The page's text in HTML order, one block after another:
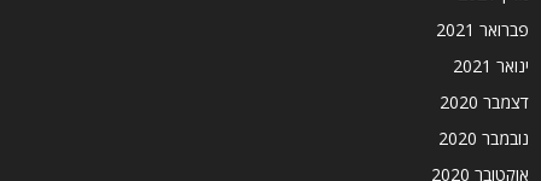
פברואר 2021
ינואר 2021
דצמבר 2020
נובמבר 2020
אוקטובר 2020